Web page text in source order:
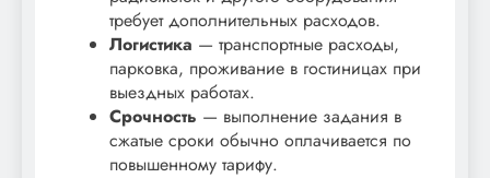
требует дополнительных расходов.
Логистика — транспортные расходы,
парковка, проживание в гостиницах при
выездных работах.
Срочность — выполнение задания в
сжатые сроки обычно оплачивается по
повышенному тарифу.